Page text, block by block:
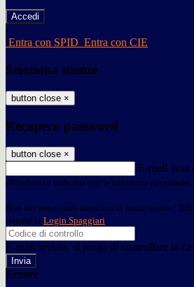
-
Entra con SPID Entra con CIE
Seleziona utente
button close ×
Recupero password
button close ×
E-mail Verrà
all'indirizzo indicato con le istruzioni necessarie.
Non hai una e-mail associata al nome utente?
tramite la Login Spaggiari
E-mail inviata, si prega di controllare la
Errore